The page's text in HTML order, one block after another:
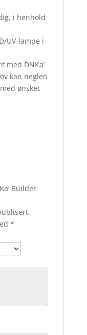
i henhold
UV-lampe i
med DNKa’
kan neglen
ønsket
Builder
*